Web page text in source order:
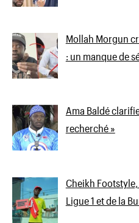
Mollah Morgun
: un manque de
Ama Baldé
recherché »
Cheikh
Ligue 1 et de la